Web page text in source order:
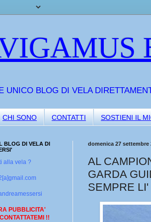
UNICO BLOG DI VELA
CHI SONO CONTATTI SOSTIENI IL
domenica 27 settembre
AL
GARDA
SEMPRE LI'
BLOG DI VELA DI
alla vela ?
PUBBLICITA'
!!